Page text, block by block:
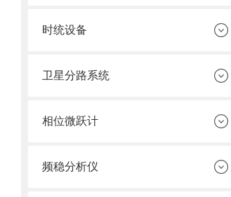
时统设备
卫星分路系统
相位微跃计
频稳分析仪